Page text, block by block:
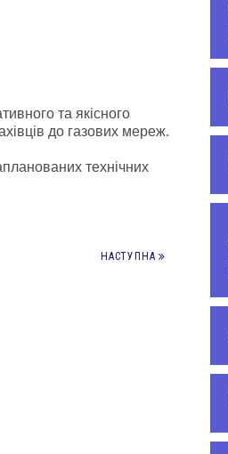
та якісного
до газових мереж.
технічних
НАСТУПНА